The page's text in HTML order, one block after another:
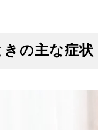
の主な症状